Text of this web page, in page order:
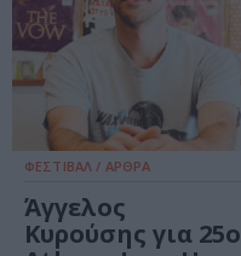
ΦΕΣΤΙΒΑΛ / ΑΡΘΡΑ
Άγγελος
Κυρούσης για 25ο